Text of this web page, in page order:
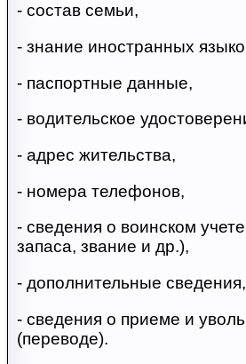
- состав семьи,
- знание иностранных
- паспортные данные,
- водительское
- адрес жительства,
- номера телефонов,
- сведения о воинском
запаса, звание и др.),
- дополнительные сведения,
- сведения о приеме и
(переводе).